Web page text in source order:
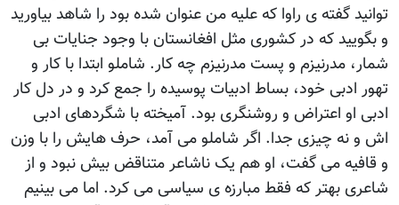
توانيد گفته ی راوا که عليه من عنوان شده بود را شاهد بياوريد
و بگوييد که در کشوری مثل افغانستان با وجود جنايات بی
شمار، مدرنيزم و پست مدرنيزم چه کار. شاملو ابتدا با کار و
تهور ادبی خود، بساط ادبيات پوسيده را جمع کرد و در دل کار
ادبی او اعتراض و روشنگری بود. آميخته با شگردهای ادبی
اش و نه چيزی جدا. اگر شاملو می آمد، حرف هايش را با وزن
و قافيه می گفت، او هم يک ناشاعر متناقض بيش نبود و از
شاعری بهتر که فقط مبارزه ی سياسی می کرد. اما می بينيم